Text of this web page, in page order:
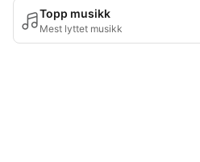
Topp musikk
Mest lyttet musikk